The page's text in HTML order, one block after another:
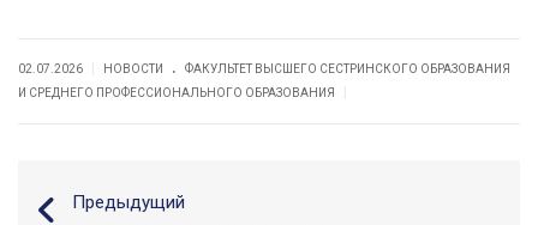
02.07.2026 НОВОСТИ .
ФАКУЛЬТЕТ ВЫСШЕГО СЕСТРИНСКОГО ОБРАЗОВАНИЯ
И СРЕДНЕГО ПРОФЕССИОНАЛЬНОГО ОБРАЗОВАНИЯ
Предыдущий